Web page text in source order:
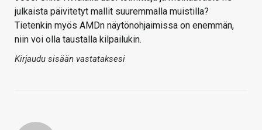
julkaista päivitetyt mallit suuremmalla muistilla?
Tietenkin myös AMDn näytönohjaimissa on enemmän,
niin voi olla taustalla kilpailukin.
Kirjaudu sisään vastataksesi